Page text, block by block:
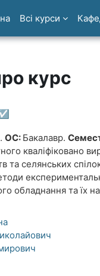
Всі курси
курс
☑️
ОС: Бакалавр.
кваліфіковано
та селянських
обладнання та їх